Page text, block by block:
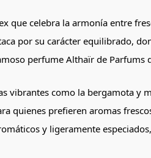
que celebra la armonía entre
por su carácter equilibrado,
perfume Althaïr de Parfums
vibrantes como la bergamota y
quienes prefieren aromas
y ligeramente